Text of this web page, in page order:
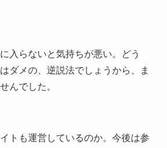
入らないと気持ちが悪い。どう
ダメの、逆説法でしょうから、ま
んでした。
トも運営しているのか。今後は参